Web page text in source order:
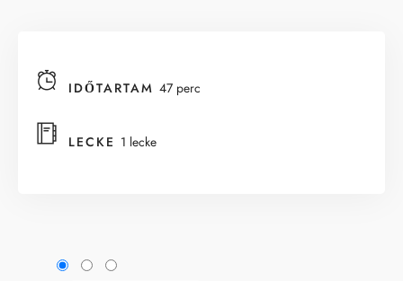
IDŐTARTAM 47 perc
LECKE 1 lecke